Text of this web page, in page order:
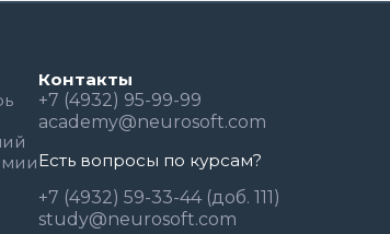
Контакты
+7 (4932) 95-99-99
academy@neurosoft.com
Есть вопросы по курсам?
+7 (4932) 59-33-44 (доб. 111)
study@neurosoft.com